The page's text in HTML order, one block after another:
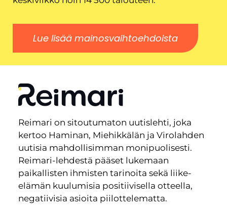
Lue lisää mainosvaihtoehdoista
Reimari on sitoutumaton uutislehti, joka
kertoo Haminan, Miehikkälän ja Virolahden
uutisia mahdollisimman monipuolisesti.
Reimari-lehdestä pääset lukemaan
paikallisten ihmisten tarinoita sekä liike-
elämän kuulumisia positiivisella otteella,
negatiivisia asioita piilottelematta.